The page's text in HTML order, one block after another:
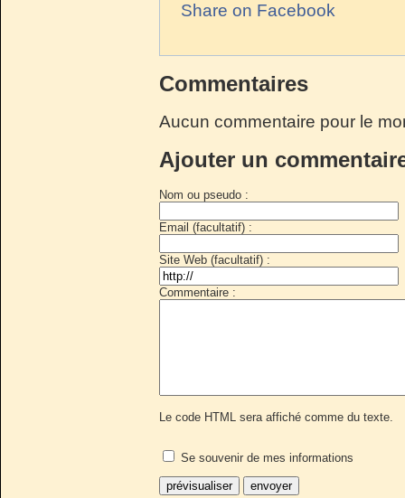
Share on Facebook
Commentaires
Aucun commentaire pour le
Ajouter un
Nom ou pseudo :
Email (facultatif) :
Site Web (facultatif) :
Commentaire :
Le code HTML sera affiché comme du texte.
Se souvenir de mes informations